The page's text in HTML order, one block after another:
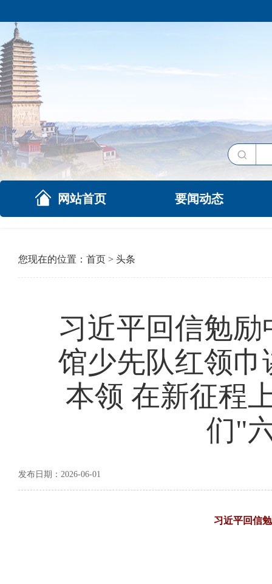
网站首页 要闻动态
您现在的位置： 首页 > 头条
习近平回信勉
馆少先队红领
本领 在新征程
们"
发布日期：2026-06-01
习近平回信